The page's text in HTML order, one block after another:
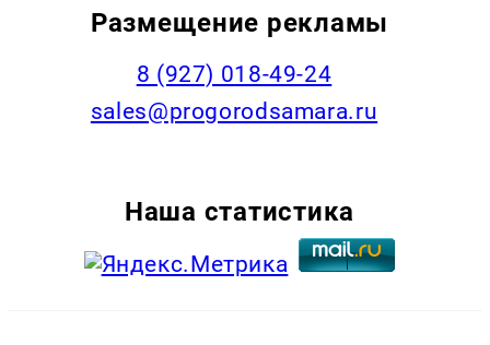
Размещение рекламы
8 (927) 018-49-24
sales@progorodsamara.ru
Наша статистика